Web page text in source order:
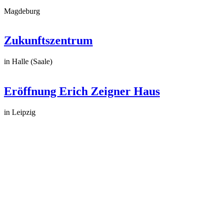
Magdeburg
Zukunftszentrum
in Halle (Saale)
Eröffnung Erich Zeigner Haus
in Leipzig